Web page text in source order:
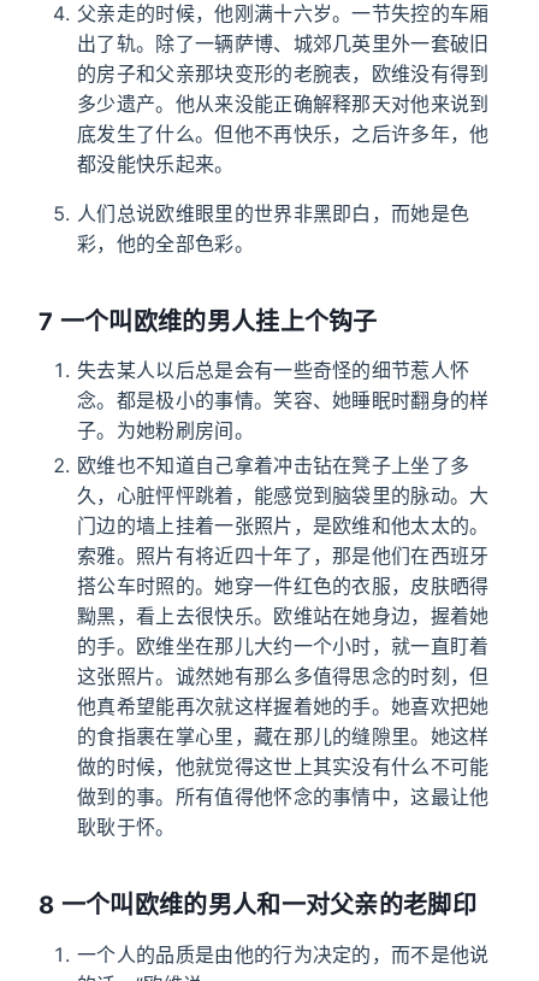
父亲走的时候，他刚满十六岁。一节失控的车厢
出了轨。除了一辆萨博、城郊几英里外一套破旧
的房子和父亲那块变形的老腕表，欧维没有得到
多少遗产。他从来没能正确解释那天对他来说到
底发生了什么。但他不再快乐，之后许多年，他
都没能快乐起来。
人们总说欧维眼里的世界非黑即白，而她是色
彩，他的全部色彩。
7 一个叫欧维的男人挂上个钩子
失去某人以后总是会有一些奇怪的细节惹人怀
念。都是极小的事情。笑容、她睡眠时翻身的样
子。为她粉刷房间。
欧维也不知道自己拿着冲击钻在凳子上坐了多
久，心脏怦怦跳着，能感觉到脑袋里的脉动。大
门边的墙上挂着一张照片，是欧维和他太太的。
索雅。照片有将近四十年了，那是他们在西班牙
搭公车时照的。她穿一件红色的衣服，皮肤晒得
黝黑，看上去很快乐。欧维站在她身边，握着她
的手。欧维坐在那儿大约一个小时，就一直盯着
这张照片。诚然她有那么多值得思念的时刻，但
他真希望能再次就这样握着她的手。她喜欢把她
的食指裹在掌心里，藏在那儿的缝隙里。她这样
做的时候，他就觉得这世上其实没有什么不可能
做到的事。所有值得他怀念的事情中，这最让他
耿耿于怀。
8 一个叫欧维的男人和一对父亲的老脚印
一个人的品质是由他的行为决定的，而不是他说